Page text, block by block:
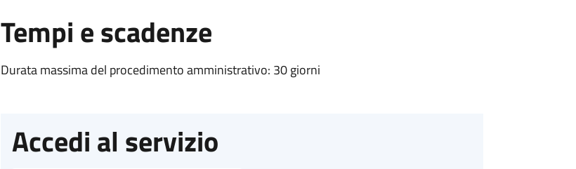
Tempi e scadenze
Durata massima del procedimento amministrativo: 30 giorni
Accedi al servizio